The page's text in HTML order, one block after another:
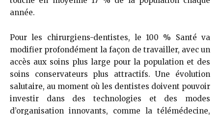
année.
Pour les chirurgiens-dentistes, le 100 % Santé va
modifier profondément la façon de travailler, avec un
accès aux soins plus large pour la population et des
soins conservateurs plus attractifs. Une évolution
salutaire, au moment où les dentistes doivent pouvoir
investir dans des technologies et des modes
d’organisation innovants, comme la télémédecine,